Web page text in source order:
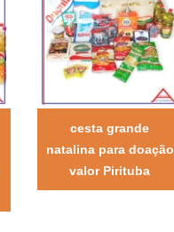
cesta grande
natalina para doação
valor Pirituba